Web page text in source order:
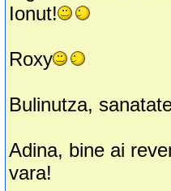
Ionut!
Roxy
Bulinutza,
Adina, bine ai
vara!